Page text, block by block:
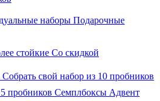
наборы Подарочные
стойкие Со скидкой
Собрать свой набор из 10 пробников
пробников Семплбоксы Адвент